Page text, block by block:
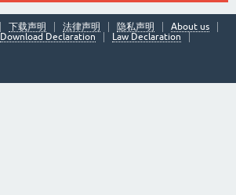
下载声明 法律声明 隐私声明
About us
Download Declaration
Law Declaration